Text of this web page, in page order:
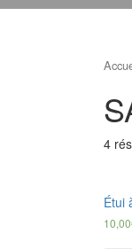
4
Étui
10,00